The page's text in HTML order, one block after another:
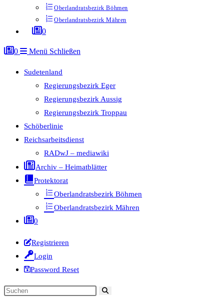
Oberlandratsbezirk Böhmen
Oberlandratsbezirk Mähren
0
0 Menü Schließen
Sudetenland
Regierungsbezirk Eger
Regierungsbezirk Aussig
Regierungsbezirk Troppau
Schöberlinie
Reichsarbeitsdienst
RADwJ – mediawiki
Archiv – Heimatblätter
Protektorat
Oberlandratsbezirk Böhmen
Oberlandratsbezirk Mähren
0
Registrieren
Login
Password Reset
Diese